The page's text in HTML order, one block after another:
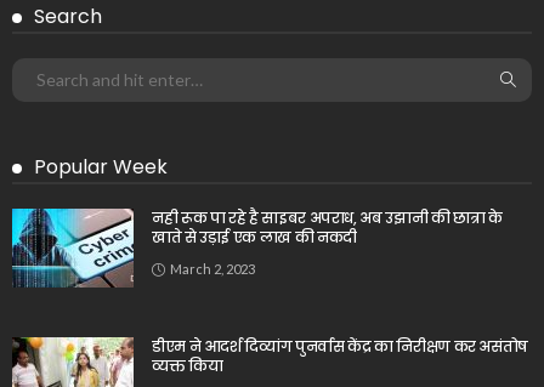
Search
Popular Week
नही रूक पा रहे है साइबर अपराध, अब उझानी की छात्रा के
खाते से उड़ाई एक लाख की नकदी
March 2, 2023
डीएम ने आदर्श दिव्यांग पुनर्वास केंद्र का निरीक्षण कर असंतोष
व्यक्त किया